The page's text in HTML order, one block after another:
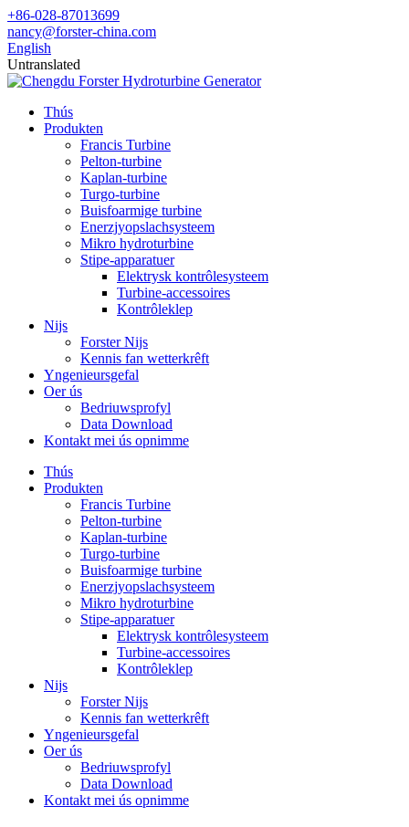
+86-028-87013699
nancy@forster-china.com
English
Untranslated
Thús
Produkten
Francis Turbine
Pelton-turbine
Kaplan-turbine
Turgo-turbine
Buisfoarmige turbine
Enerzjyopslachsysteem
Mikro hydroturbine
Stipe-apparatuer
Elektrysk kontrôlesysteem
Turbine-accessoires
Kontrôleklep
Nijs
Forster Nijs
Kennis fan wetterkrêft
Yngenieursgefal
Oer ús
Bedriuwsprofyl
Data Download
Kontakt mei ús opnimme
Thús
Produkten
Francis Turbine
Pelton-turbine
Kaplan-turbine
Turgo-turbine
Buisfoarmige turbine
Enerzjyopslachsysteem
Mikro hydroturbine
Stipe-apparatuer
Elektrysk kontrôlesysteem
Turbine-accessoires
Kontrôleklep
Nijs
Forster Nijs
Kennis fan wetterkrêft
Yngenieursgefal
Oer ús
Bedriuwsprofyl
Data Download
Kontakt mei ús opnimme